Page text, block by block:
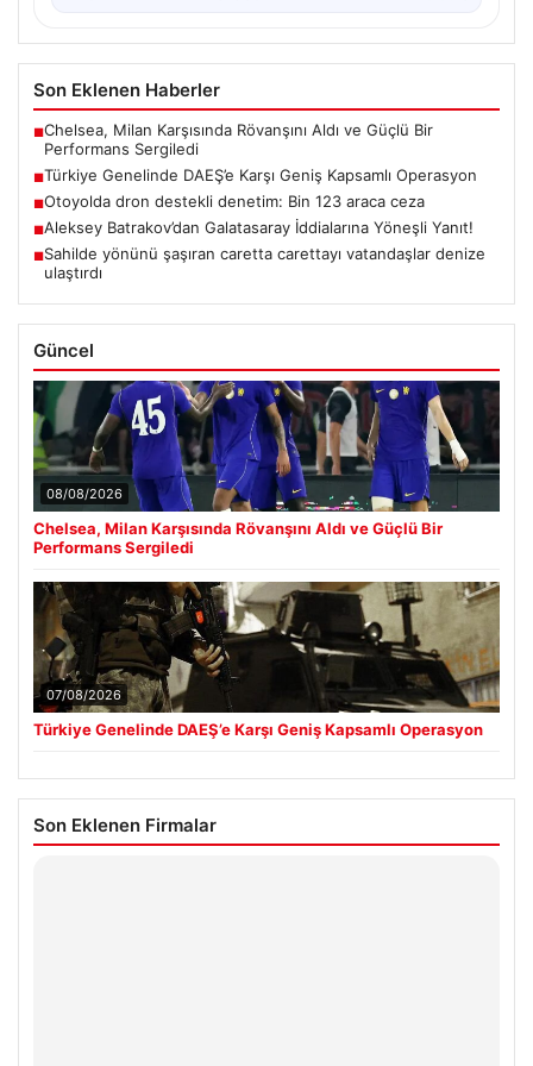
Son Eklenen Haberler
■Chelsea, Milan Karşısında Rövanşını Aldı ve Güçlü Bir
Performans Sergiledi
■Türkiye Genelinde DAEŞ’e Karşı Geniş Kapsamlı Operasyon
■Otoyolda dron destekli denetim: Bin 123 araca ceza
■Aleksey Batrakov’dan Galatasaray İddialarına Yöneşli Yanıt!
■Sahilde yönünü şaşıran caretta carettayı vatandaşlar denize
ulaştırdı
Güncel
08/08/2026
Chelsea, Milan Karşısında Rövanşını Aldı ve Güçlü Bir
Performans Sergiledi
07/08/2026
Türkiye Genelinde DAEŞ’e Karşı Geniş Kapsamlı Operasyon
Son Eklenen Firmalar